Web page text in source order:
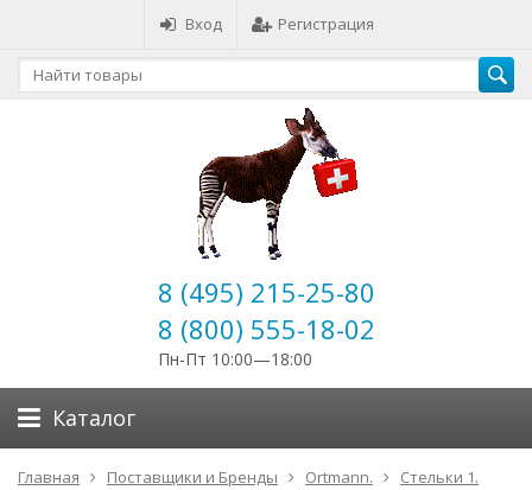
Вход Регистрация
8 (495) 215-25-80
8 (800) 555-18-02
Пн-Пт 10:00—18:00
Каталог
Главная Поставщики и Бренды Ortmann.
Стельки 1.